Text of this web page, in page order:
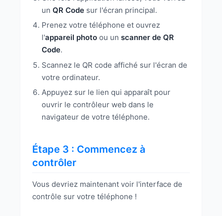
un QR Codesur l'écran principal.
Prenez votre téléphone et ouvrez
l'appareil photoou un scanner de QR
Code.
Scannez le QR code affiché sur l'écran de
votre ordinateur.
Appuyez sur le lien qui apparaît pour
ouvrir le contrôleur web dans le
navigateur de votre téléphone.
Étape 3 : Commencez à
contrôler
Vous devriez maintenant voir l'interface de
contrôle sur votre téléphone !